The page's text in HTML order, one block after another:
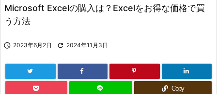
次へ
Microsoft Excelの購入は？Excelをお得な価格で買
う方法
 2023年6月2日  2024年11月3日
Copy